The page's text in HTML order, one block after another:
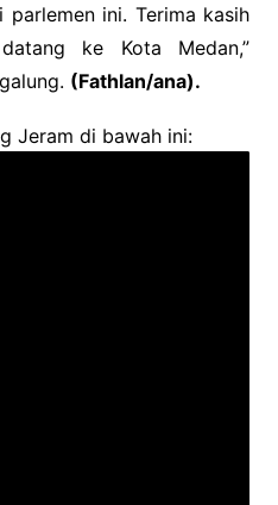
parlemen ini. Terima kasih
ke Kota Medan,”
(Fathlan/ana).
Jeram di bawah ini: